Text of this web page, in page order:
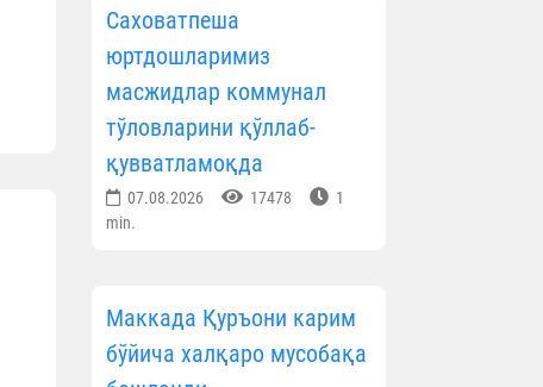
Саховатпеша
юртдошларимиз
масжидлар коммунал
тўловларини қўллаб-
қувватламоқда
07.08.2026 17478
1
min.
Маккада Қуръони карим
бўйича халқаро мусобақа